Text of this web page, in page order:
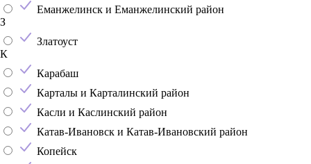
Еманжелинск и Еманжелинский район
З
Златоуст
К
Карабаш
Карталы и Карталинский район
Касли и Каслинский район
Катав-Ивановск и Катав-Ивановский район
Копейск